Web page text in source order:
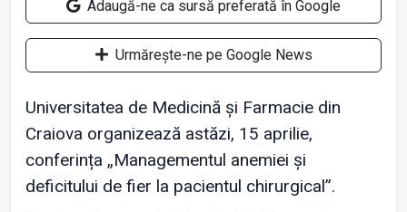
Adaugă-ne ca sursă preferată în Google
Urmărește-ne pe Google News
Universitatea de Medicină și Farmacie din
Craiova organizează astăzi, 15 aprilie,
conferința „Managementul anemiei și
deficitului de fier la pacientul chirurgical”.